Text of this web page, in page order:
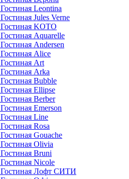
Гостиная Leontina
Гостиная Jules Verne
Гостиная KOTO
Гостиная Aquarelle
Гостиная Andersen
Гостиная Alice
Гостиная Art
Гостиная Arka
Гостиная Bubble
Гостиная Ellipse
Гостиная Berber
Гостиная Emerson
Гостиная Line
Гостиная Rosa
Гостиная Gouache
Гостиная Olivia
Гостиная Bruni
Гостиная Nicole
Гостиная Лофт СИТИ